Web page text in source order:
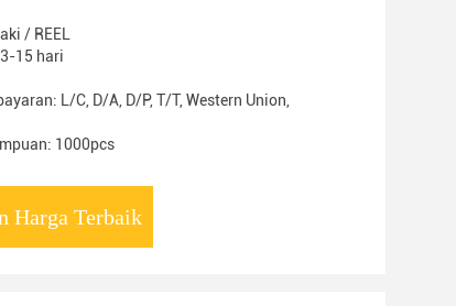
/ REEL
15 hari
L/C, D/A, D/P, T/T, Western Union,
1000pcs
Harga Terbaik